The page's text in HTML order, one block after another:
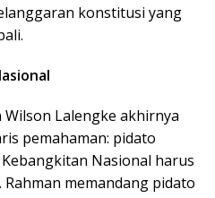
konstitusi yang
Wilson Lalengke akhirnya
pemahaman: pidato
Nasional harus
memandang pidato